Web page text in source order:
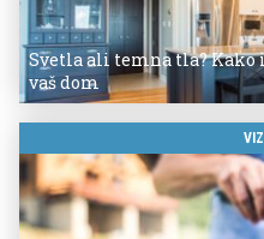
Svetla ali temna tla?
vaš dom